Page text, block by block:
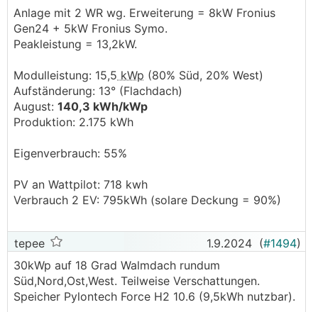
Anlage mit 2 WR wg. Erweiterung = 8kW Fronius
Gen24 + 5kW Fronius Symo.
Peakleistung = 13,2kW.
Modulleistung: 15,5 kWp (80% Süd, 20% West)
Aufständerung: 13° (Flachdach)
August: 140,3 kWh/kWp
Produktion: 2.175 kWh
Eigenverbrauch: 55%
PV an Wattpilot: 718 kwh
Verbrauch 2 EV: 795kWh (solare Deckung = 90%)
tepee 1.9.2024 (#1494)
30kWp auf 18 Grad Walmdach rundum
Süd,Nord,Ost,West. Teilweise Verschattungen.
Speicher Pylontech Force H2 10.6 (9,5kWh nutzbar).